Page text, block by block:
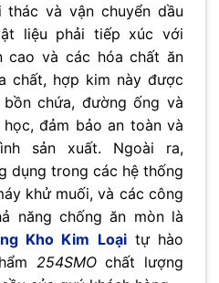
và vận chuyển dầu
liệu phải tiếp xúc với
cao và các hóa chất ăn
chất, hợp kim này được
chứa, đường ống và
đảm bảo an toàn và
sản xuất. Ngoài ra,
dụng trong các hệ thống
khử muối, và các công
năng chống ăn mòn là
Kho Kim Loạitự hào
254SMOchất lượng